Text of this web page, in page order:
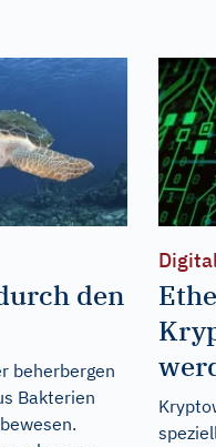
den
beherbergen
Bakterien